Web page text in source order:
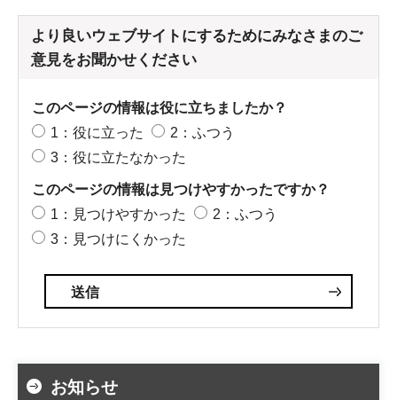
より良いウェブサイトにするためにみなさまのご
意見をお聞かせください
このページの情報は役に立ちましたか？
1：役に立った
2：ふつう
3：役に立たなかった
このページの情報は見つけやすかったですか？
1：見つけやすかった
2：ふつう
3：見つけにくかった
お知らせ